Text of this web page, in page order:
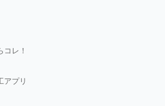
レ！
アプリ